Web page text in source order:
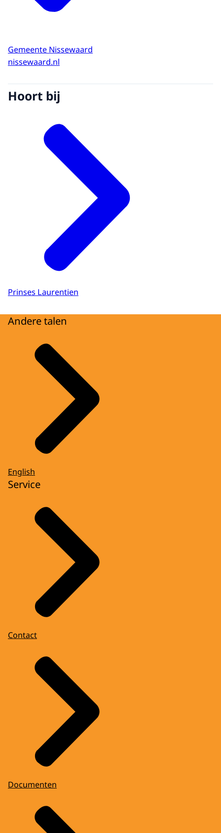
Gemeente Nissewaard
nissewaard.nl
Hoort bij
Prinses Laurentien
Andere talen
English
Service
Contact
Documenten